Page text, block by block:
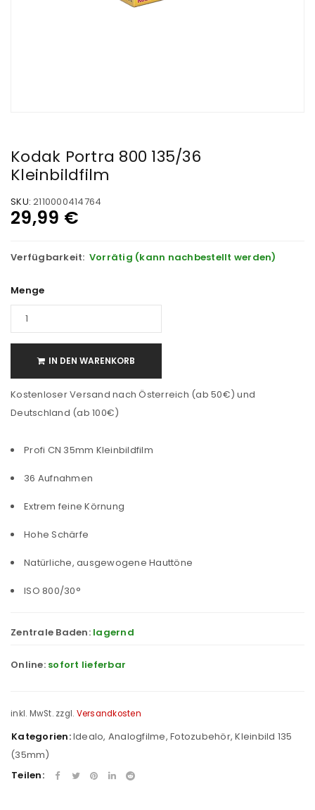
Kodak Portra 800 135/36
Kleinbildfilm
SKU: 2110000414764
29,99 €
Verfügbarkeit: Vorrätig (kann nachbestellt werden)
Menge
IN DEN WARENKORB
Kostenloser Versand nach Österreich (ab 50€) und
Deutschland (ab 100€)
Profi CN 35mm Kleinbildfilm
36 Aufnahmen
Extrem feine Körnung
Hohe Schärfe
Natürliche, ausgewogene Hauttöne
ISO 800/30°
Zentrale Baden: lagernd
Online: sofort lieferbar
inkl. MwSt. zzgl. Versandkosten
Kategorien:Idealo, Analogfilme, Fotozubehör,Kleinbild 135
(35mm)
Teilen: